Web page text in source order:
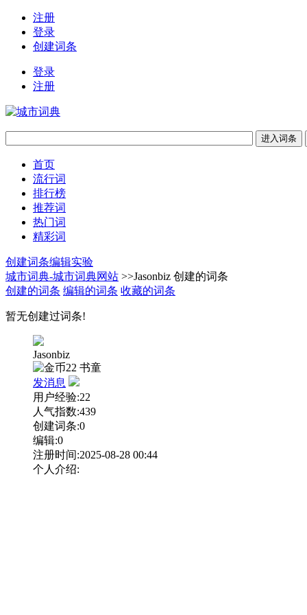
注册
登录
创建词条
登录
注册
首页
流行词
排行榜
推荐词
热门词
精彩词
创建词条编辑实验
城市词典-城市词典网站 >>Jasonbiz 创建的词条
创建的词条 编辑的词条 收藏的词条
暂无创建过词条!
Jasonbiz
22 书童
发消息
用户经验:22
人气指数:439
创建词条:0
编辑:0
注册时间:2025-08-28 00:44
个人介绍: